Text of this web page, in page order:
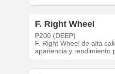
F. Right Wheel
P200 (DEEP)
F. Right Wheel de alta
apariencia y rendimiento